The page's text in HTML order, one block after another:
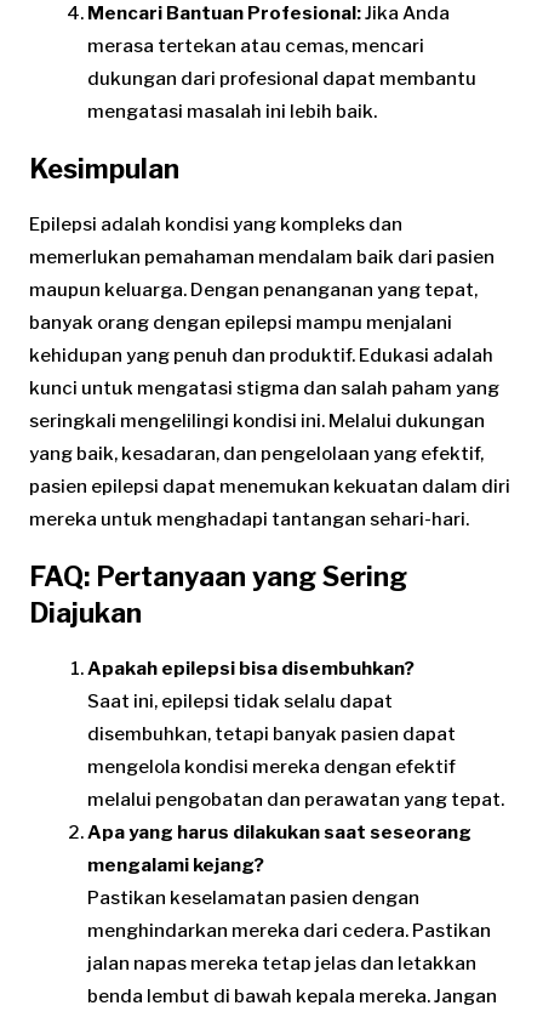
Mencari Bantuan Profesional:Jika Anda
merasa tertekan atau cemas, mencari
dukungan dari profesional dapat membantu
mengatasi masalah ini lebih baik.
Kesimpulan
Epilepsi adalah kondisi yang kompleks dan
memerlukan pemahaman mendalam baik dari pasien
maupun keluarga. Dengan penanganan yang tepat,
banyak orang dengan epilepsi mampu menjalani
kehidupan yang penuh dan produktif. Edukasi adalah
kunci untuk mengatasi stigma dan salah paham yang
seringkali mengelilingi kondisi ini. Melalui dukungan
yang baik, kesadaran, dan pengelolaan yang efektif,
pasien epilepsi dapat menemukan kekuatan dalam diri
mereka untuk menghadapi tantangan sehari-hari.
FAQ: Pertanyaan yang Sering
Diajukan
Apakah epilepsi bisa disembuhkan?
Saat ini, epilepsi tidak selalu dapat
disembuhkan, tetapi banyak pasien dapat
mengelola kondisi mereka dengan efektif
melalui pengobatan dan perawatan yang tepat.
Apa yang harus dilakukan saat seseorang
mengalami kejang?
Pastikan keselamatan pasien dengan
menghindarkan mereka dari cedera. Pastikan
jalan napas mereka tetap jelas dan letakkan
benda lembut di bawah kepala mereka. Jangan